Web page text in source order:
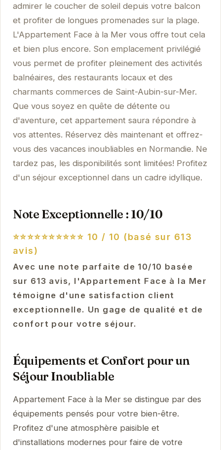
admirer le coucher de soleil depuis votre balcon
et profiter de longues promenades sur la plage.
L'Appartement Face à la Mer vous offre tout cela
et bien plus encore. Son emplacement privilégié
vous permet de profiter pleinement des activités
balnéaires, des restaurants locaux et des
charmants commerces de Saint-Aubin-sur-Mer.
Que vous soyez en quête de détente ou
d'aventure, cet appartement saura répondre à
vos attentes. Réservez dès maintenant et offrez-
vous des vacances inoubliables en Normandie. Ne
tardez pas, les disponibilités sont limitées! Profitez
d'un séjour exceptionnel dans un cadre idyllique.
Note Exceptionnelle : 10/10
⭐⭐⭐⭐⭐⭐⭐⭐⭐⭐ 10 / 10 (basé sur 613
avis)
Avec une note parfaite de 10/10 basée
sur 613 avis, l'Appartement Face à la Mer
témoigne d'une satisfaction client
exceptionnelle. Un gage de qualité et de
confort pour votre séjour.
Équipements et Confort pour un
Séjour Inoubliable
Appartement Face à la Mer se distingue par des
équipements pensés pour votre bien-être.
Profitez d'une atmosphère paisible et
d'installations modernes pour faire de votre